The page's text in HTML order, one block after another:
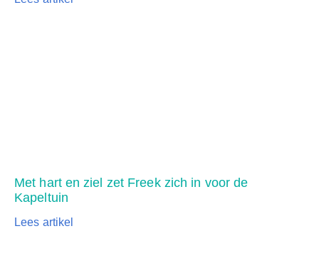
Met hart en ziel zet Freek zich in voor de
Kapeltuin
Lees artikel